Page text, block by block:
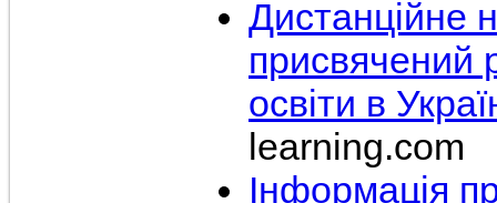
Дистанційне
присвячений
освіти в
learning.com
Інформація